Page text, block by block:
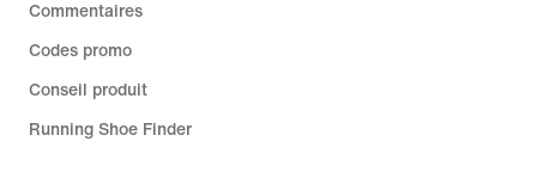
Commentaires
Codes promo
Conseil produit
Running Shoe Finder